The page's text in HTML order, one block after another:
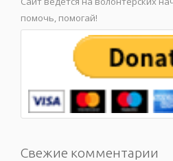
помочь, помогай!
Свежие комментарии